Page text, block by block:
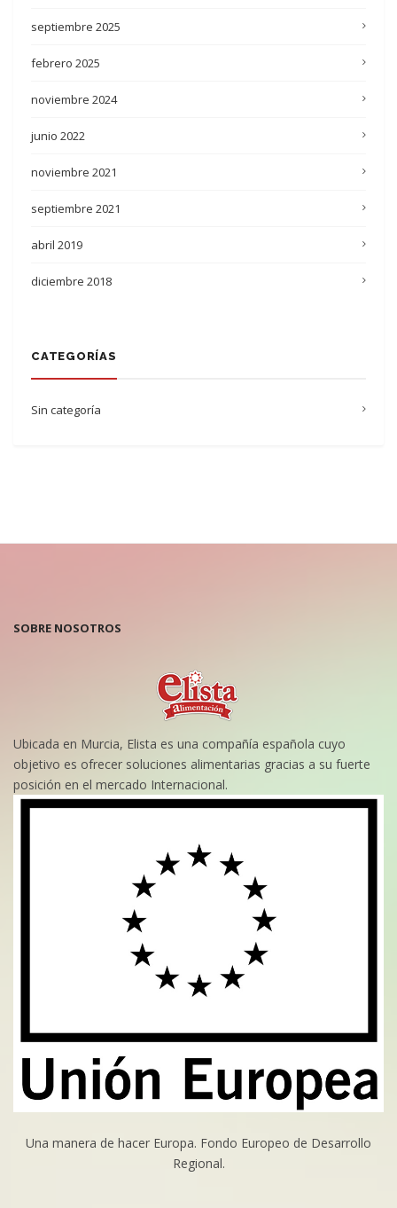
septiembre 2025
febrero 2025
noviembre 2024
junio 2022
noviembre 2021
septiembre 2021
abril 2019
diciembre 2018
CATEGORÍAS
Sin categoría
SOBRE NOSOTROS
Ubicada en Murcia, Elista es una compañía española cuyo
objetivo es ofrecer soluciones alimentarias gracias a su fuerte
posición en el mercado Internacional.
Una manera de hacer Europa. Fondo Europeo de Desarrollo
Regional.